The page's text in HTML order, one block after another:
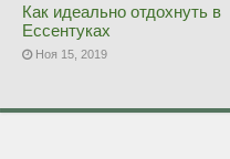
Как идеально отдохнуть в
Ессентуках
Ноя 15, 2019